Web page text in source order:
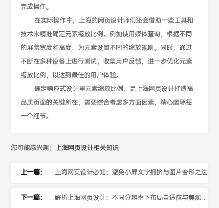
完成操作。
在实际操作中，上海的网页设计师们还会借助一些工具和
技术来精准确定元素缩放比例。例如使用媒体查询，根据不同
的屏幕宽度和高度，为元素设置不同的缩放规则。同时，通过
不断在多种设备上进行测试，收集用户反馈，进一步优化元素
缩放比例，以达到最佳的用户体验。
确定响应式设计里元素缩放比例，是上海网页设计打造高
品质页面的关键所在，需要综合考虑多方面因素，精心雕琢每
一个细节。
您可能感兴趣： 上海网页设计相关知识
上一篇： 上海网页设计必知：避免小屏文字拥挤与图片变形之法
下一篇： 解析上海网页设计：不同分辨率下布局自适应与美观的